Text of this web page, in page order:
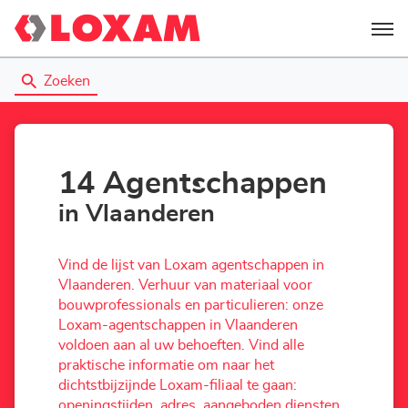
Menu
Zoeken
14 Agentschappen
in Vlaanderen
Vind de lijst van Loxam agentschappen in
Vlaanderen. Verhuur van materiaal voor
bouwprofessionals en particulieren: onze
Loxam-agentschappen in Vlaanderen
voldoen aan al uw behoeften. Vind alle
praktische informatie om naar het
dichtstbijzijnde Loxam-filiaal te gaan: